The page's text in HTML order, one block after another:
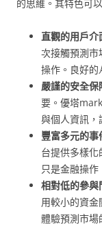
的思維。其特色可
直觀的用戶介
次接觸預測市
操作。良好的
嚴謹的安全保
要。優塔
與個人資訊，
豐富多元的事
台提供多樣
只是金融操作
相對低的參與
用較小的資
體驗預測市場